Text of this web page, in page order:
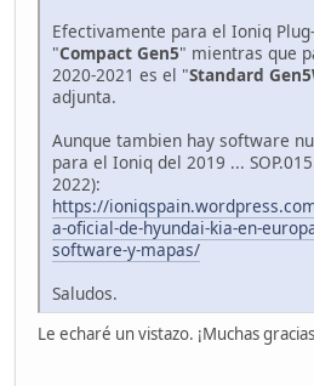
Efectivamente para el Ioniq
"Compact Gen5" mientras que
2020-2021 es el "Standard
adjunta.
Aunque tambien hay software
para el Ioniq del 2019 ...
2022):
https://
a-oficial-de-hyundai-kia-en-
software-y-mapas/
Saludos.
Le echaré un vistazo. ¡Muchas